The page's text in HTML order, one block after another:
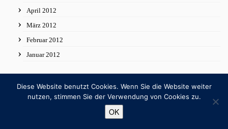
April 2012
März 2012
Februar 2012
Januar 2012
Suche
Diese Website benutzt Cookies. Wenn Sie die Website weiter
nutzen, stimmen Sie der Verwendung von Cookies zu.
OK